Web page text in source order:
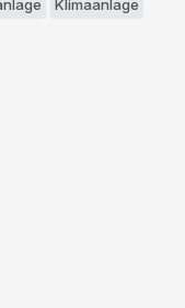
Klimaanlage